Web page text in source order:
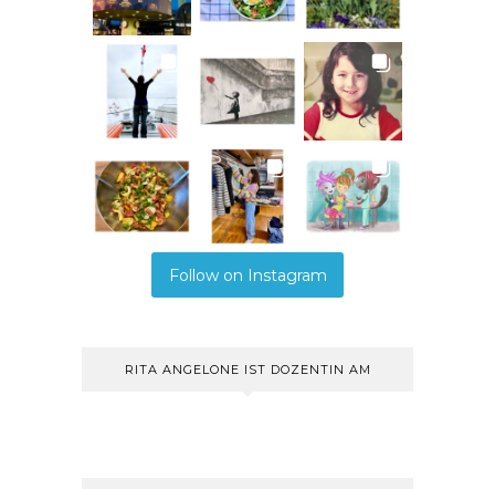
Follow on Instagram
RITA ANGELONE IST DOZENTIN AM